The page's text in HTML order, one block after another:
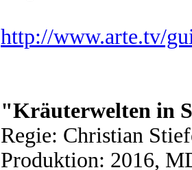
http://www.arte.tv/
"Kräuterwelten in
Regie: Christian
Produktion: 2016,